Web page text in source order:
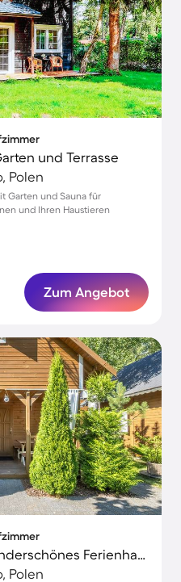
und Terrasse
Polen
Garten und Sauna für
und Ihren Haustieren
Zum Angebot
Familienorientiertes wunderschönes Ferienhaus mit Terrasse | Nah am Strand
Polen